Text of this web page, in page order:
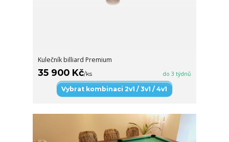
Kulečník billiard Premium
35 900 Kč/ks do 3 týdnů
Vybrat kombinaci 2v1 / 3v1 / 4v1